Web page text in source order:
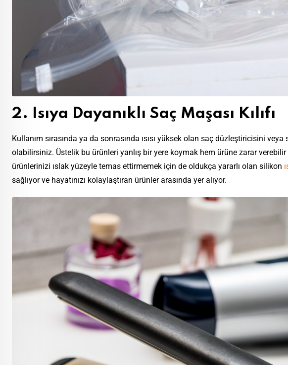
2. Isıya Dayanıklı Saç Maşası Kılıfı
Kullanım sırasında ya da sonrasında ısısı yüksek olan saç düzleştiricisini veya
olabilirsiniz. Üstelik bu ürünleri yanlış bir yere koymak hem ürüne zarar
ürünlerinizi ıslak yüzeyle temas ettirmemek için de oldukça yararlı olan silikon
sağlıyor ve hayatınızı kolaylaştıran ürünler arasında yer alıyor.